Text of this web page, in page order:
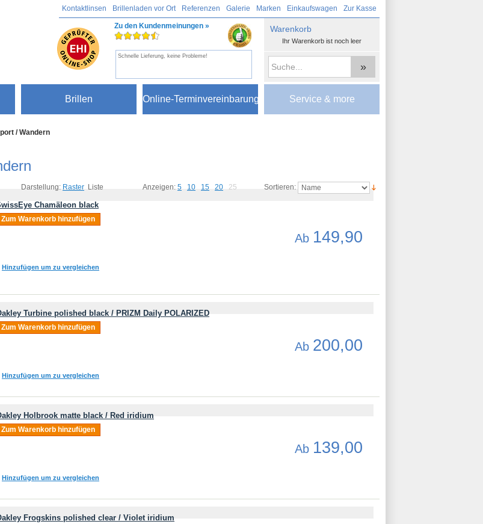
Kontaktlinsen Brillenladen vor Ort Referenzen Galerie Marken Einkaufswagen Zur Kasse
Zu den Kundenmeinungen »
Schnelle Lieferung, keine Probleme!
»
Warenkorb
Ihr Warenkorb ist noch leer
Brillen Online-Terminvereinbarung Service & more
/ Wandern
Sortieren:
Anzeigen: 5 10 15 20 25
Darstellung: Raster Liste
Chamäleon black
Ab 149,90
Zum Warenkorb hinzufügen
Hinzufügen um zu vergleichen
Turbine polished black / PRIZM Daily POLARIZED
Ab 200,00
Zum Warenkorb hinzufügen
Hinzufügen um zu vergleichen
Holbrook matte black / Red iridium
Ab 139,00
Zum Warenkorb hinzufügen
Hinzufügen um zu vergleichen
Frogskins polished clear / Violet iridium